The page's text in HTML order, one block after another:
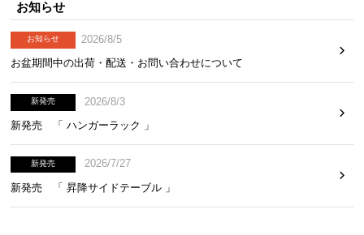
カラーバリエーション
ホワイト
お知らせ
お知らせ
2026/8/5
お盆期間中の出荷・配送・お問い合わせについて
新発売
2026/8/3
新発売 「 ハンガーラック 」
新発売
2026/7/27
新発売 「 昇降サイドテーブル 」